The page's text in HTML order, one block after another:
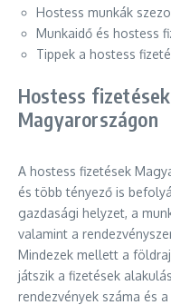
Hostess munkák
Munkaidő és hostess
Tippek a hostess
Hostess
Magyarországon
A hostess fizetések
és több tényező is
gazdasági helyzet, a
valamint a
Mindezek mellett a
játszik a fizetések
rendezvények száma és